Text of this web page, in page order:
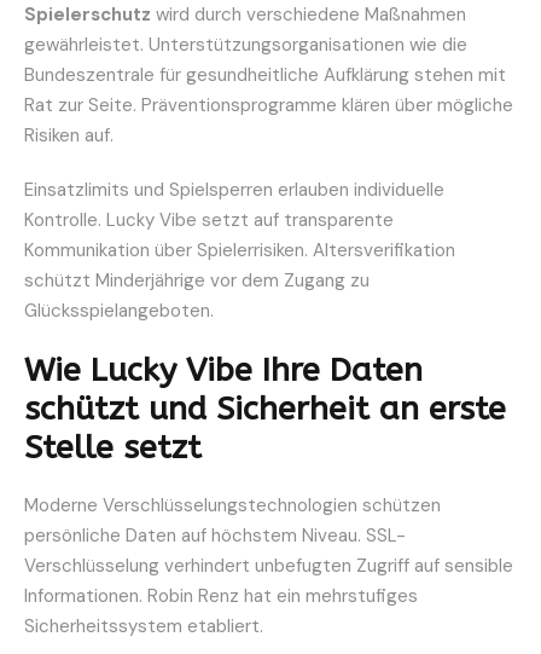
Spielerschutz wird durch verschiedene Maßnahmen
gewährleistet. Unterstützungsorganisationen wie die
Bundeszentrale für gesundheitliche Aufklärung stehen mit
Rat zur Seite. Präventionsprogramme klären über mögliche
Risiken auf.
Einsatzlimits und Spielsperren erlauben individuelle
Kontrolle. Lucky Vibe setzt auf transparente
Kommunikation über Spielerrisiken. Altersverifikation
schützt Minderjährige vor dem Zugang zu
Glücksspielangeboten.
Wie Lucky Vibe Ihre Daten
schützt und Sicherheit an erste
Stelle setzt
Moderne Verschlüsselungstechnologien schützen
persönliche Daten auf höchstem Niveau. SSL-
Verschlüsselung verhindert unbefugten Zugriff auf sensible
Informationen. Robin Renz hat ein mehrstufiges
Sicherheitssystem etabliert.